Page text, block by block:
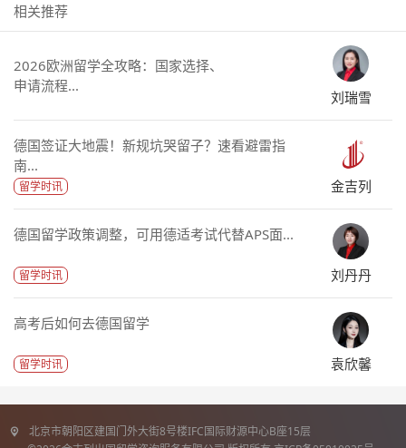
相关推荐
2026欧洲留学全攻略：国家选择、
申请流程...
刘瑞雪
德国签证大地震！新规坑哭留子？速看避雷指
南...
留学时讯 金吉列
德国留学政策调整，可用德适考试代替APS面...
留学时讯 刘丹丹
高考后如何去德国留学
留学时讯 袁欣馨
北京市朝阳区建国门外大街8号楼IFC国际财源中心B座15层